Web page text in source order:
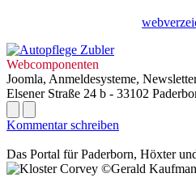
Webcomponenten
Joomla, Anmeldesysteme,
Elsener Straße 24 b - 33102
Kommentar schreiben
Das Portal fürPaderborn, Höxter